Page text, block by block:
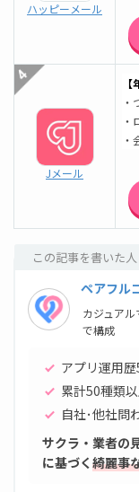
ハッピーメール
Jメール
・
・
・
この記事を書いた人
ペアフル
カジュア
で構成
アプリ運用
累計50種類
自社･他社問
サクラ・業者の
に基づく綺麗事